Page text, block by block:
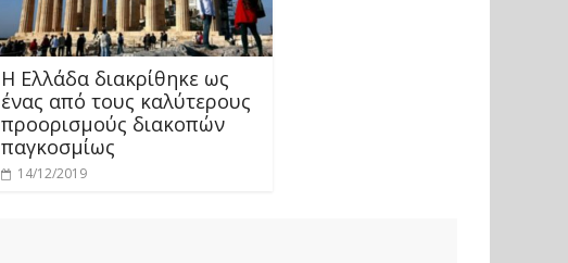
Η Ελλάδα διακρίθηκε ως
ένας από τους καλύτερους
προορισμούς διακοπών
παγκοσμίως
14/12/2019